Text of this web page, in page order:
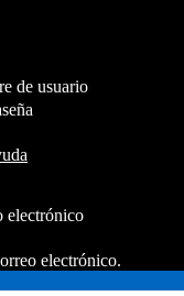
de usuario
electrónico
electrónico.